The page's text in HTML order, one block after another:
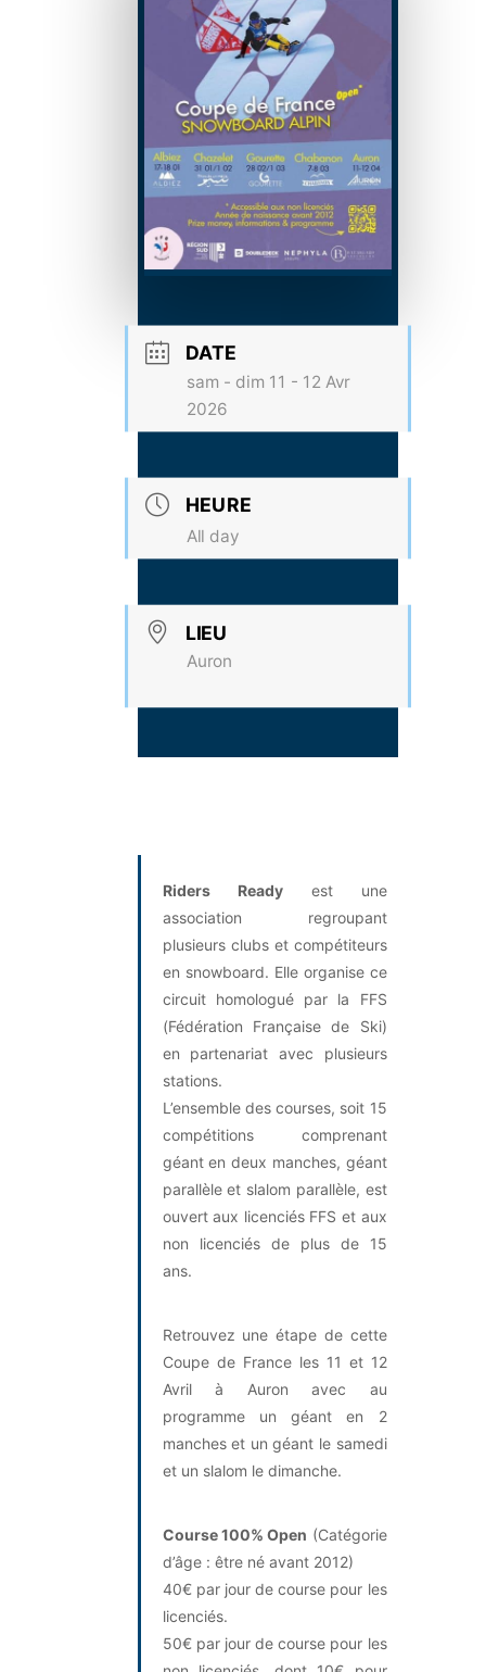
DATE
sam - dim 11 - 12 Avr
2026
HEURE
All day
LIEU
Auron
Riders Readyest une
association regroupant
plusieurs clubs et compétiteurs
en snowboard. Elle organise ce
circuit homologué par la FFS
(Fédération Française de Ski)
en partenariat avec plusieurs
stations.
L’ensemble des courses, soit 15
compétitions comprenant
géant en deux manches, géant
parallèle et slalom parallèle, est
ouvert aux licenciés FFS et aux
non licenciés de plus de 15
ans.
Retrouvez une étape de cette
Coupe de France les 11 et 12
Avril à Auron avec au
programme un géant en 2
manches et un géant le samedi
et un slalom le dimanche.
Course 100% Open (Catégorie
d’âge : être né avant 2012)
40€ par jour de course pour les
licenciés.
50€ par jour de course pour les